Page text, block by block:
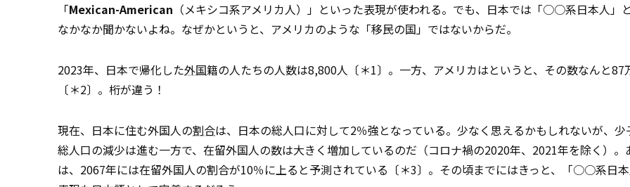
「Mexican-American （メキシコ系アメリカ人）」といった表現が使われる。でも、日本では「○○系日本人」
なかなか聞かないよね。なぜかというと、アメリカのような「移民の国」ではないからだ。
2023年、日本で帰化した外国籍の人たちの人数は8,800人〔＊1〕。一方、アメリカはというと、その数なんと87
〔＊2〕。桁が違う！
現在、日本に住む外国人の割合は、日本の総人口に対して2％強となっている。少なく思えるかもしれないが、少
総人口の減少は進む一方で、在留外国人の数は大きく増加しているのだ（コロナ禍の2020年、2021年を除く）。
は、2067年には在留外国人の割合が10％に上ると予測されている〔＊3〕。その頃までにはきっと、「○○系日